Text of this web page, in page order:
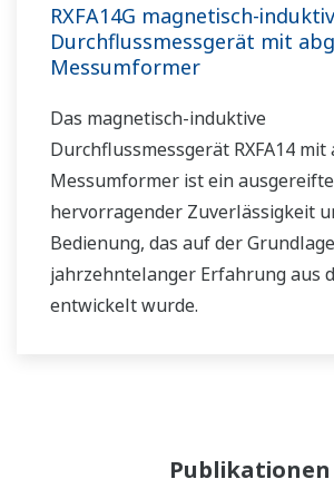
RXFA14G magnetisch-
Durchflussmessgerät mit
Messumformer
Das magnetisch-induktive
Durchflussmessgerät RXFA14
Messumformer ist ein
hervorragender Zuverlässigkeit
Bedienung, das auf der Grundlage
jahrzehntelanger Erfahrung aus
entwickelt wurde.
Publikationen